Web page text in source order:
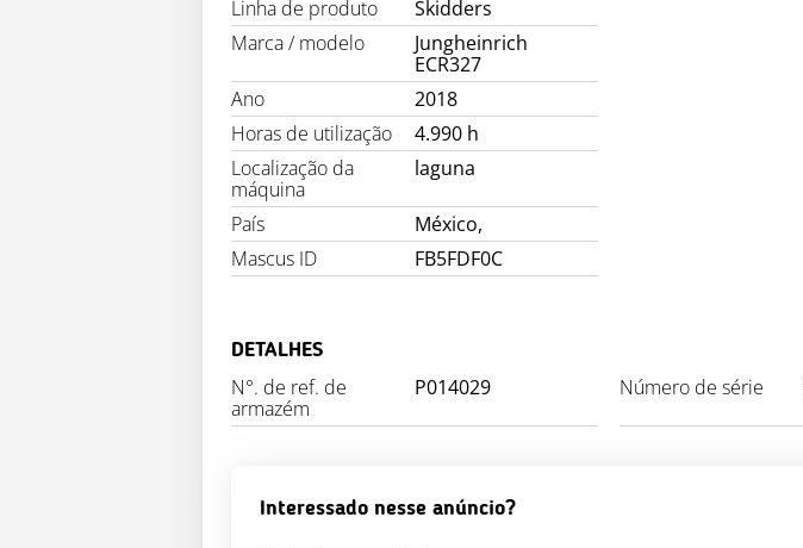
Linha de produto
Skidders
Marca / modelo
Jungheinrich
ECR327
Ano
2018
Horas de utilização
4.990 h
Localização da
máquina
laguna
País
México,
Mascus ID
FB5FDF0C
DETALHES
N°. de ref. de
armazém
P014029 Número de série
Interessado nesse anúncio?